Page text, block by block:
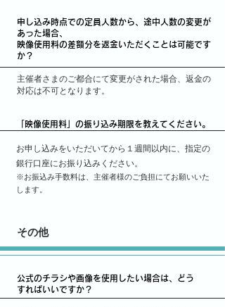
申し込み時点での定員人数から、途中人数の変更が
あった場合、
映像使用料の差額分を返金いただくことは可能です
か？
主催者さまのご都合にて変更がされた場合、返金の
対応は不可となります。
「映像使用料」の振り込み期限を教えてください。
お申し込みをいただいてから１週間以内に、指定の
銀行口座にお振り込みください。
※お振込み手数料は、主催者様のご負担にてお願いいた
します。
その他
公式のチラシや画像を使用したい場合は、どう
すればいいですか？